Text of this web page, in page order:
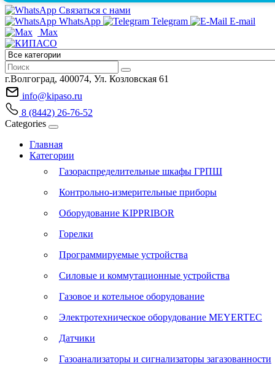
Связаться с нами
WhatsApp
Telegram
E-mail
Max
г.Волгоград, 400074, Ул. Козловская 61
info@kipaso.ru
8 (8442) 26-76-52
Categories
Главная
Категории
Газораспределительные шкафы ГРПШ
Контрольно-измерительные приборы
Оборудование KIPPRIBOR
Горелки
Программируемые устройства
Силовые и коммутационные устройства
Газовое и котельное оборудование
Электротехническое оборудование MEYERTEC
Датчики
Газоанализаторы и сигнализаторы загазованности